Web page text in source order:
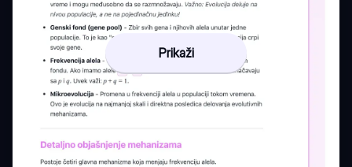
Prikaži